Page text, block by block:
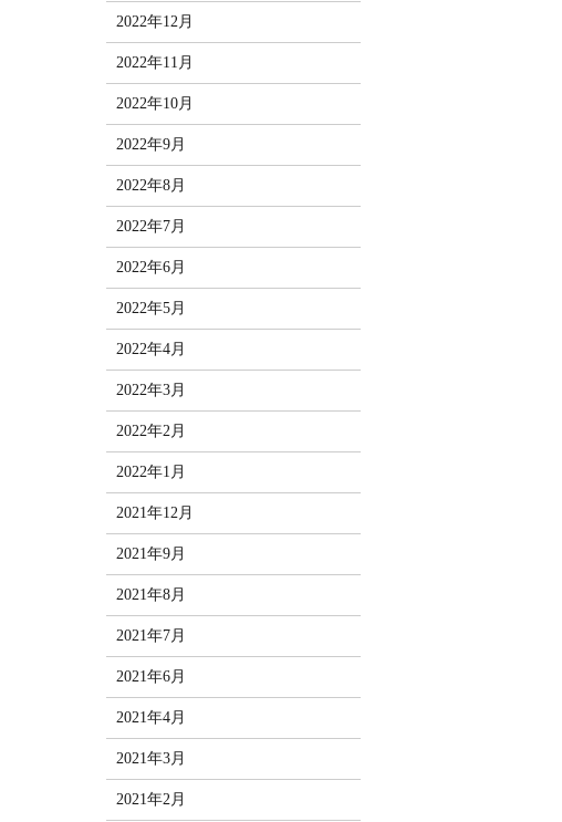
2022年12月
2022年11月
2022年10月
2022年9月
2022年8月
2022年7月
2022年6月
2022年5月
2022年4月
2022年3月
2022年2月
2022年1月
2021年12月
2021年9月
2021年8月
2021年7月
2021年6月
2021年4月
2021年3月
2021年2月